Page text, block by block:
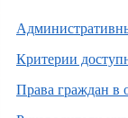
Критерии
Права граждан в